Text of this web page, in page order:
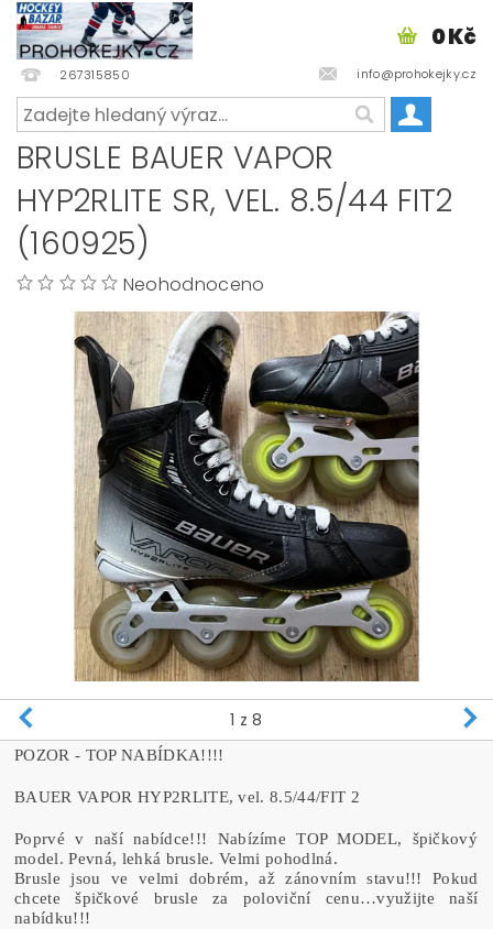
267315850 info@prohokejky.cz
0 Kč
BRUSLE BAUER VAPOR
HYP2RLITE SR, VEL. 8.5/44 FIT2
(160925)
Neohodnoceno
1 z 8
POZOR - TOP NABÍDKA!!!!
BAUER VAPOR HYP2RLITE, vel. 8.5/44/FIT 2
Poprvé v naší nabídce!!! Nabízíme TOP MODEL, špičkový
model. Pevná, lehká brusle. Velmi pohodlná.
Brusle jsou ve velmi dobrém, až zánovním stavu!!! Pokud
chcete špičkové brusle za poloviční cenu…využijte naší
nabídku!!!